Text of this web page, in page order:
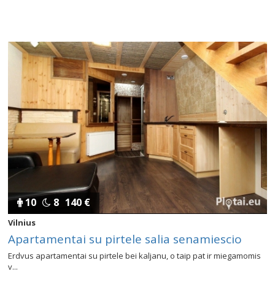
10 8 140 €
Vilnius
Apartamentai su pirtele salia senamiescio
Erdvus apartamentai su pirtele bei kaljanu, o taip pat ir miegamomis
v...